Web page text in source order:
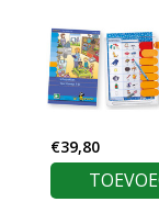
€39,80